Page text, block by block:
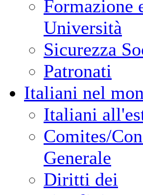
Formazione
Università
Sicurezza
Patronati
Italiani nel
Italiani
Comites/
Generale
Diritti dei